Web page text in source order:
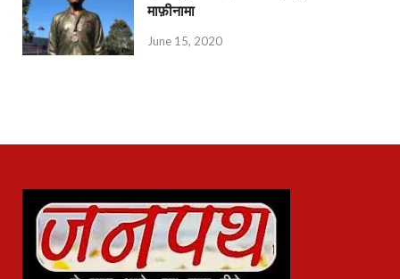
माफ़ीनामा
June 15, 2020